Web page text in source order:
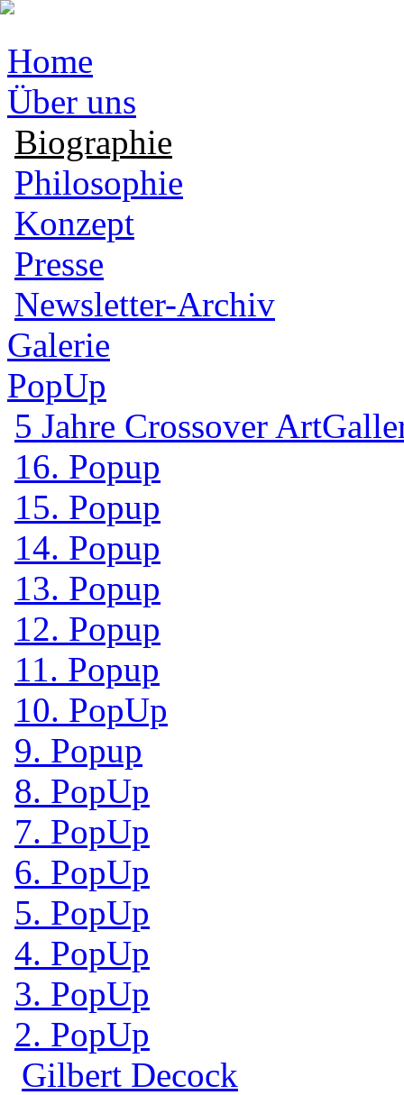
Home
Über uns
Biographie
Philosophie
Konzept
Presse
Newsletter-Archiv
Galerie
PopUp
5 Jahre Crossover
16. Popup
15. Popup
14. Popup
13. Popup
12. Popup
11. Popup
10. PopUp
9. Popup
8. PopUp
7. PopUp
6. PopUp
5. PopUp
4. PopUp
3. PopUp
2. PopUp
Gilbert Decock